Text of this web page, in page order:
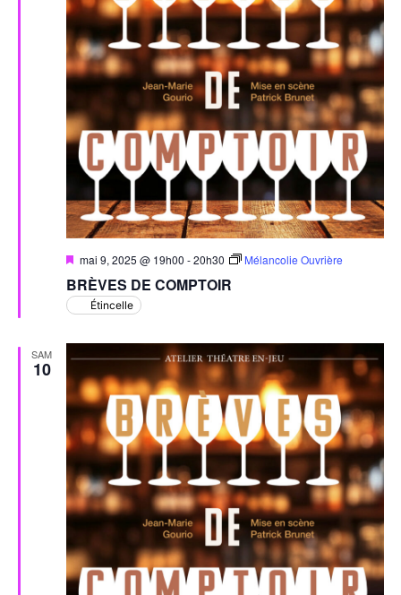
BRÈVES DE COMPTOIR
Mis
avant
mai 9, 2025 @ 19h00 -20h30 Mélancolie Ouvrière
Étincelle
SAM
10